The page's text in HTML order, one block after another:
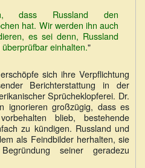
dass Russland den
hat. Wir werden ihn auch
es sei denn, Russland
einhalten."
sich ihre Verpflichtung
Berichterstattung in der
Sprücheklopferei. Dr.
ignorieren großzügig, dass es
blieb, bestehende
zu kündigen. Russland und
als Feindbilder herhalten, sie
seiner geradezu